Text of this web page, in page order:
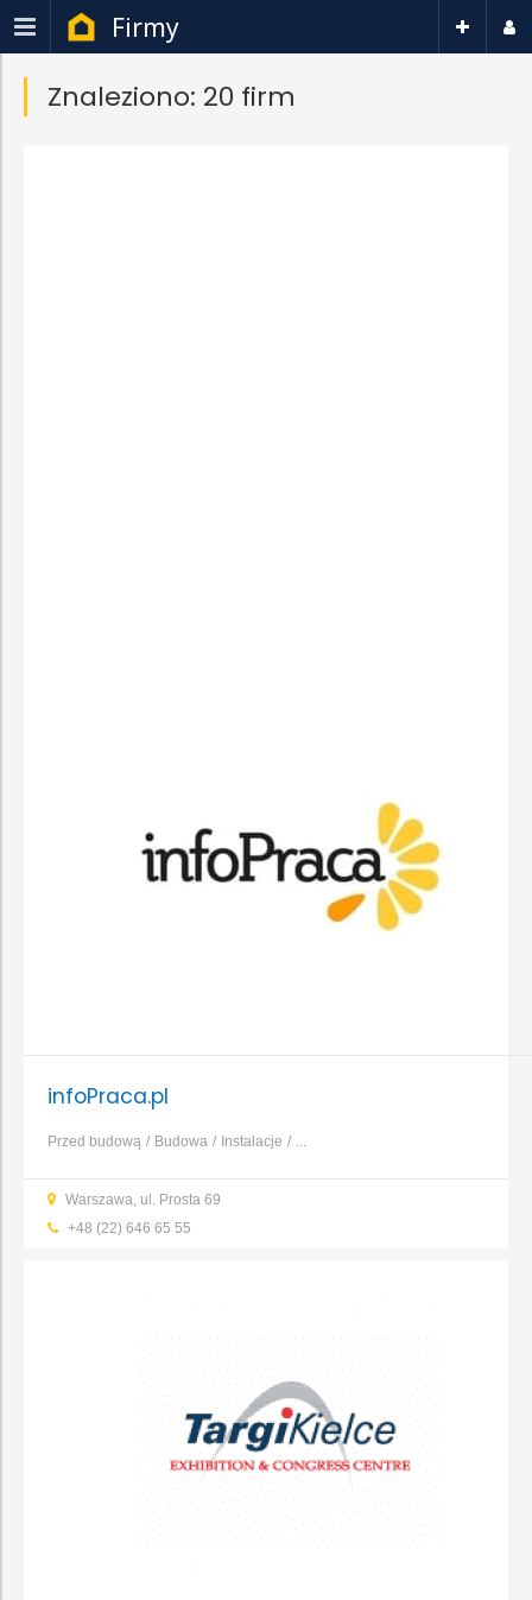
Firmy
Znaleziono: 20 firm
infoPraca.pl
Przed budową Budowa Instalacje ...
Warszawa, ul. Prosta 69
+48 (22) 646 65 55